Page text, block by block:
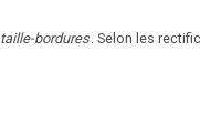
taille-bordures. Selon les